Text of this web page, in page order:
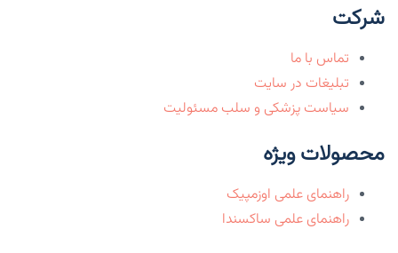
شرکت
تماس با ما
تبلیغات در سایت
سیاست پزشکی و سلب مسئولیت
محصولات ویژه
راهنمای علمی اوزمپیک
راهنمای علمی ساکسندا